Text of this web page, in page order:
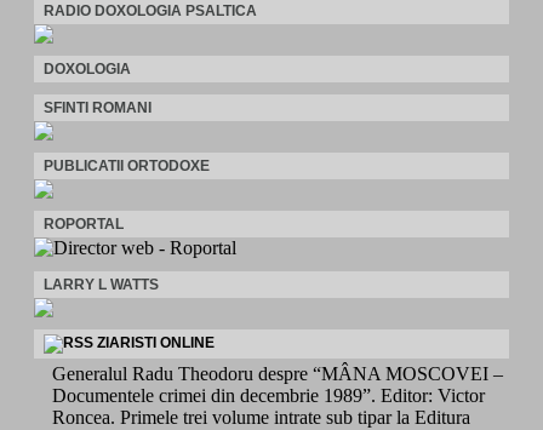
RADIO DOXOLOGIA PSALTICA
DOXOLOGIA
SFINTI ROMANI
PUBLICATII ORTODOXE
ROPORTAL
LARRY L WATTS
ZIARISTI ONLINE
Generalul Radu Theodoru despre “MÂNA MOSCOVEI –
Documentele crimei din decembrie 1989”. Editor: Victor
Roncea. Primele trei volume intrate sub tipar la Editura